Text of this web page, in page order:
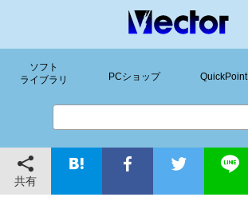
ソフト
ライブラリ
PCショップ QuickPoint
共有